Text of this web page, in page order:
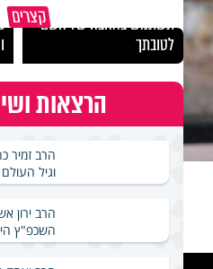
קצריםתשתמש באהבה של השם
לטובתך
הרצאות
הרב זמיר
וגיל העולם
הרב ירון
השכפ"ץ